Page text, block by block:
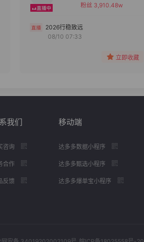
备注
粉丝 3,910.48w
2026行稳致远
08/10 07:33
立即收藏
我们
咨询
合作
反馈
移动端
达多多数据小程序
达多多甄选小程序
达多多爆单宝小程序